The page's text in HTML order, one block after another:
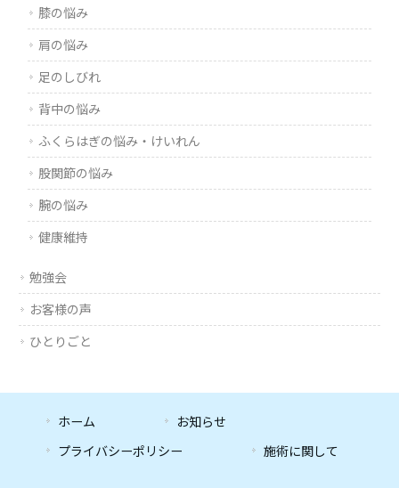
膝の悩み
肩の悩み
足のしびれ
背中の悩み
ふくらはぎの悩み・けいれん
股関節の悩み
腕の悩み
健康維持
勉強会
お客様の声
ひとりごと
ホーム
お知らせ
プライバシーポリシー
施術に関して